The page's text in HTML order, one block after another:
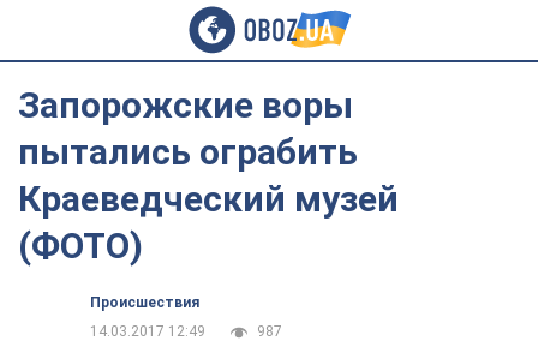
Запорожские воры
пытались ограбить
Краеведческий музей
(ФОТО)
Происшествия
14.03.2017 12:49
987